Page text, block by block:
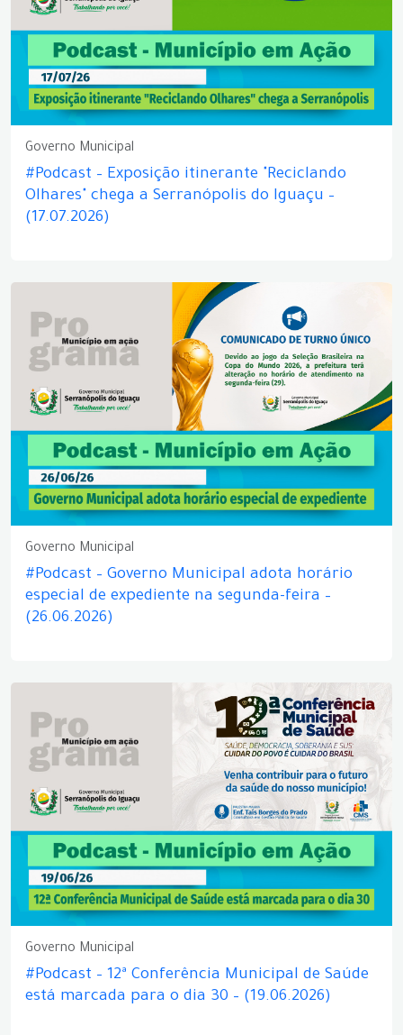
Governo Municipal
#Podcast – Exposição itinerante "Reciclando
Olhares" chega a Serranópolis do Iguaçu –
(17.07.2026)
Governo Municipal
#Podcast – Governo Municipal adota horário
especial de expediente na segunda-feira –
(26.06.2026)
Governo Municipal
#Podcast – 12ª Conferência Municipal de Saúde
está marcada para o dia 30 – (19.06.2026)